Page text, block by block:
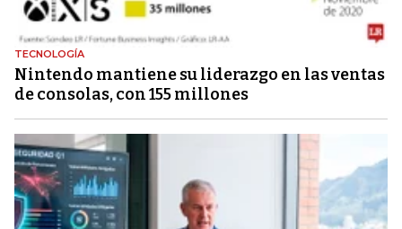
TECNOLOGÍA
Nintendo mantiene su liderazgo en las ventas
de consolas, con 155 millones